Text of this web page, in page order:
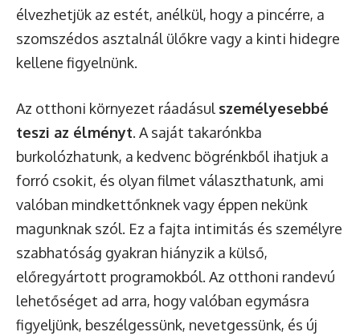
élvezhetjük az estét, anélkül, hogy a pincérre, a
szomszédos asztalnál ülőkre vagy a kinti hidegre
kellene figyelnünk.
Az otthoni környezet ráadásul személyesebbé
teszi az élményt. A saját takarónkba
burkolózhatunk, a kedvenc bögrénkből ihatjuk a
forró csokit, és olyan filmet választhatunk, ami
valóban mindkettőnknek vagy éppen nekünk
magunknak szól. Ez a fajta intimitás és személyre
szabhatóság gyakran hiányzik a külső,
előregyártott programokból. Az otthoni randevú
lehetőséget ad arra, hogy valóban egymásra
figyeljünk, beszélgessünk, nevetgessünk, és új